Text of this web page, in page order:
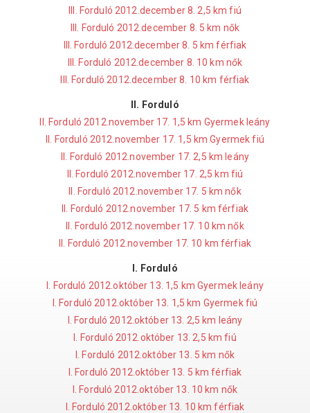
III. Forduló 2012.december 8. 2,5 km fiú
III. Forduló 2012.december 8. 5 km nők
III. Forduló 2012.december 8. 5 km férfiak
III. Forduló 2012.december 8. 10 km nők
III. Forduló 2012.december 8. 10 km férfiak
II. Forduló
II. Forduló 2012.november 17. 1,5 km Gyermek leány
II. Forduló 2012.november 17. 1,5 km Gyermek fiú
II. Forduló 2012.november 17. 2,5 km leány
II. Forduló 2012.november 17. 2,5 km fiú
II. Forduló 2012.november 17. 5 km nők
II. Forduló 2012.november 17. 5 km férfiak
II. Forduló 2012.november 17. 10 km nők
II. Forduló 2012.november 17. 10 km férfiak
I. Forduló
I. Forduló 2012.október 13. 1,5 km Gyermek leány
I. Forduló 2012.október 13. 1,5 km Gyermek fiú
I. Forduló 2012.október 13. 2,5 km leány
I. Forduló 2012.október 13. 2,5 km fiú
I. Forduló 2012.október 13. 5 km nők
I. Forduló 2012.október 13. 5 km férfiak
I. Forduló 2012.október 13. 10 km nők
I. Forduló 2012.október 13. 10 km férfiak